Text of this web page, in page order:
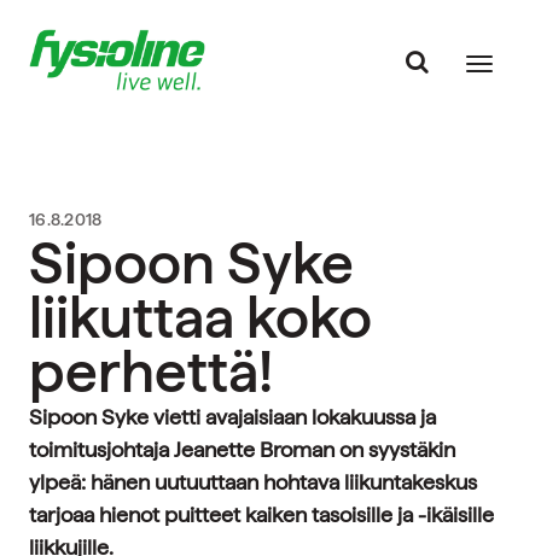
16.8.2018
Sipoon Syke
liikuttaa koko
perhettä!
Sipoon Syke vietti avajaisiaan lokakuussa ja
toimitusjohtaja Jeanette Broman on syystäkin
ylpeä: hänen uutuuttaan hohtava liikuntakeskus
tarjoaa hienot puitteet kaiken tasoisille ja -ikäisille
liikkujille.